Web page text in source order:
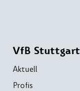
VfB Stuttgart
Aktuell
Profis